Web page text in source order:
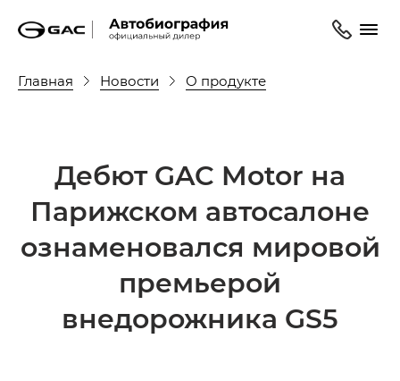
Главная Новости О продукте
Дебют GAC Motor на
Парижском автосалоне
ознаменовался мировой
премьерой
внедорожника GS5